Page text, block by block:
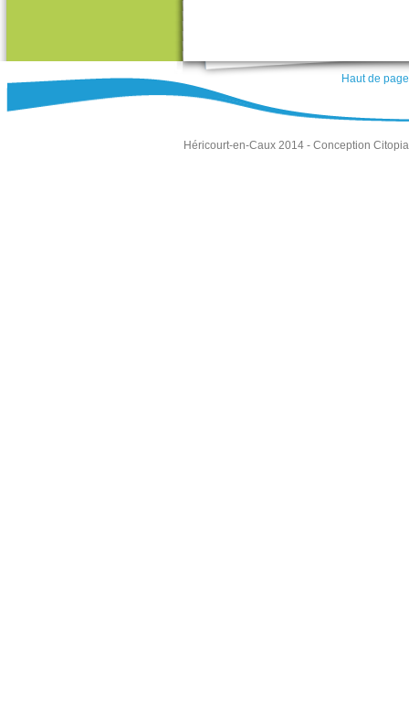
Haut de page
Héricourt-en-Caux 2014 - Conception Citopia